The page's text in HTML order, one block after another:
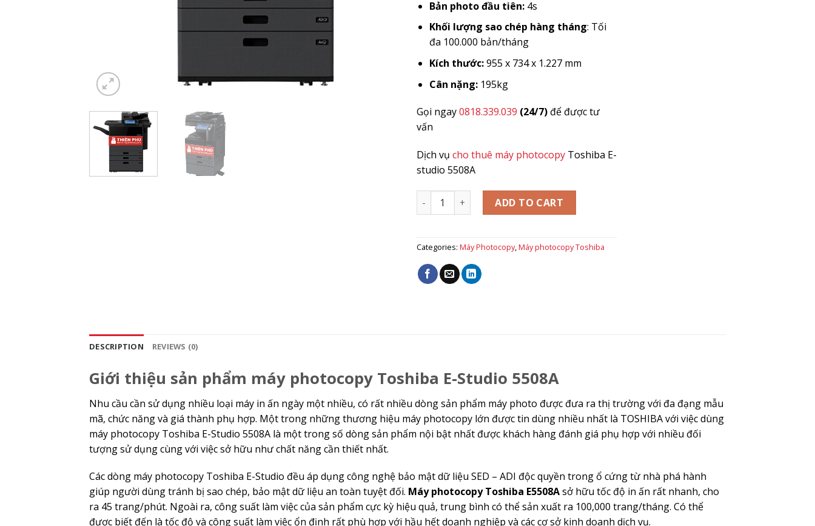
Bản photo đầu tiên:4s
Khối lượng sao chép hàng tháng: Tối
đa 100.000 bản/tháng
Kích thước:955 x 734 x 1.227 mm
Cân nặng:195kg
Gọi ngay0818.339.039 (24/7) để được tư
vấn
Dịch vụ cho thuê máy photocopy Toshiba E-
studio 5508A
MÁY PHOTOCOPY TOSHIBA E-STUDIO 5508A quantity
ADD TO CART
Categories: Máy Photocopy,Máy photocopy Toshiba
DESCRIPTION REVIEWS (0)
Giới thiệu sản phẩm máy photocopy Toshiba E-Studio 5508A
Nhu cầu cần sử dụng nhiều loại máy in ấn ngày một nhiều, có rất nhiều dòng sản phẩm máy photo được đưa ra thị trường với đa đạng mẫu
mã, chức năng và giá thành phụ hợp. Một trong những thương hiệu máy photocopy lớn được tin dùng nhiều nhất là TOSHIBA với việc dùng
máy photocopy Toshiba E-Studio 5508A là một trong số dòng sản phẩm nội bật nhất được khách hàng đánh giá phụ hợp với nhiều đối
tượng sử dụng cùng với việc sở hữu như chất năng cần thiết nhất.
Các dòng máy photocopy Toshiba E-Studio đều áp dụng công nghệ bảo mật dữ liệu SED – ADI độc quyền trong ổ cứng từ nhà phá hành
giúp người dùng tránh bị sao chép, bảo mật dữ liệu an toàn tuyệt đối. Máy photocopy Toshiba E5508Asở hữu tốc độ in ấn rất nhanh, cho
ra 45 trang/phút. Ngoài ra, công suất làm việc của sản phẩm cực kỳ hiệu quả, trung bình có thể sản xuất ra 100,000 trang/tháng. Có thể
được biết đến là tốc độ và công suất làm việc ổn định rất phù hợp với hầu hết doanh nghiệp và các cơ sở kinh doanh dịch vụ.